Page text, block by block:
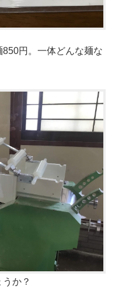
円。一体どんな麺な
か？